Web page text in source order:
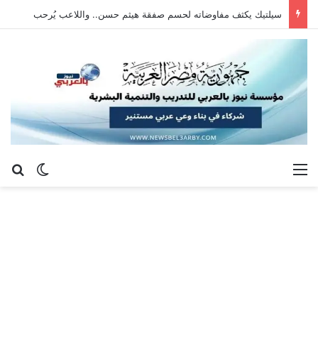
سيلتيك يكثف مفاوضاته لحسم صفقة هيثم حسن.. واللاعب يُرحب
الوضع القائمة